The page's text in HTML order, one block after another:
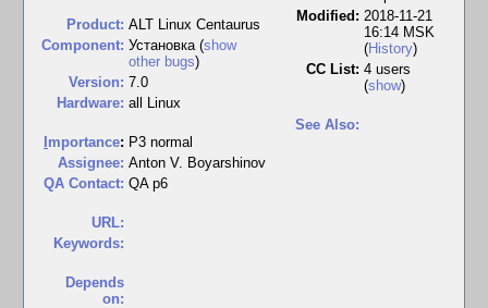
Product: ALT Linux Centaurus
Component: Установка (show
other bugs)
Version: 7.0
Hardware: all Linux
mportance: P3 normal
Assignee: Anton V. Boyarshinov
QA Contact: QA p6
URL:
Keywords:
Depends
on:
Modified: 2018-11-21
16:14 MSK
(History)
CC List: 4 users
(show)
See Also: